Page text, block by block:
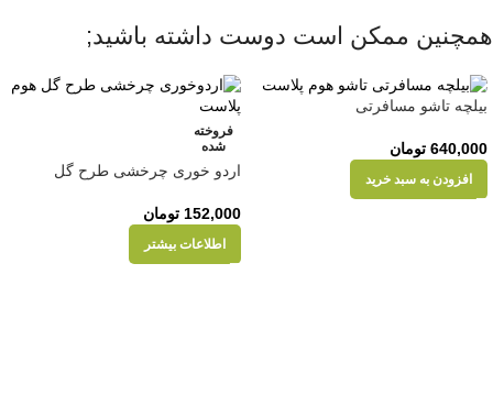
همچنین ممکن است دوست داشته باشید;
بیلچه تاشو مسافرتی
640,000 تومان
افزودن به سبد خرید
فروخته
شده
اردو خوری چرخشی طرح گل
152,000 تومان
اطلاعات بیشتر